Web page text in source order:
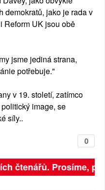
demokratů, jako je rada v
Reform UK jsou obě
jsme jediná strana,
potřebuje."
v 19. století, zatímco
image, se
síly..
0
čtenářů. Prosíme,